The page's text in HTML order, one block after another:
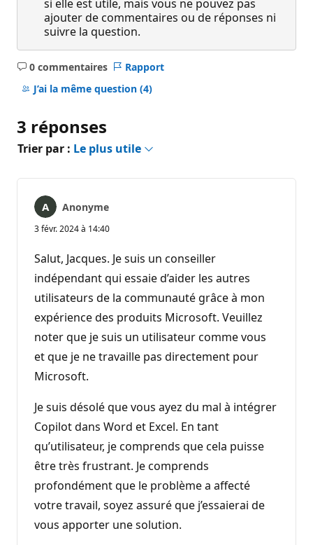
si elle est utile, mais vous ne pouvez pas
ajouter de commentaires ou de réponses ni
suivre la question.
0 commentaires
Aucun
commentaire
Rapport
J’ai la même question (4)
3 réponses
Trier par : Le plus utile
Anonyme
3 févr. 2024 à 14:40
Salut, Jacques. Je suis un conseiller
indépendant qui essaie d’aider les autres
utilisateurs de la communauté grâce à mon
expérience des produits Microsoft. Veuillez
noter que je suis un utilisateur comme vous
et que je ne travaille pas directement pour
Microsoft.
Je suis désolé que vous ayez du mal à intégrer
Copilot dans Word et Excel. En tant
qu’utilisateur, je comprends que cela puisse
être très frustrant. Je comprends
profondément que le problème a affecté
votre travail, soyez assuré que j’essaierai de
vous apporter une solution.